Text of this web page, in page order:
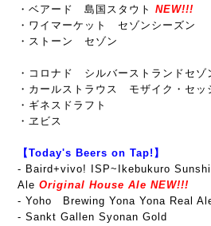
・ベアード 島国スタウト NEW!!!
・ワイマーケット セゾンシーズン
・ストーン セゾン
・コロナド シルバーストランドセゾ
・カールストラウス モザイク・セッ
・ギネスドラフト
・ヱビス
【Today's Beers on Tap!】
- Baird+vivo! ISP~Ikebukuro
Ale Original House Ale NEW!!!
- Yoho Brewing Yona Yona Real
- Sankt Gallen Syonan Gold